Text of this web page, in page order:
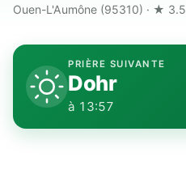
Ouen-L'Aumône (95310) · ★ 3.5
PRIÈRE SUIVANTE
Dohr
à 13:57